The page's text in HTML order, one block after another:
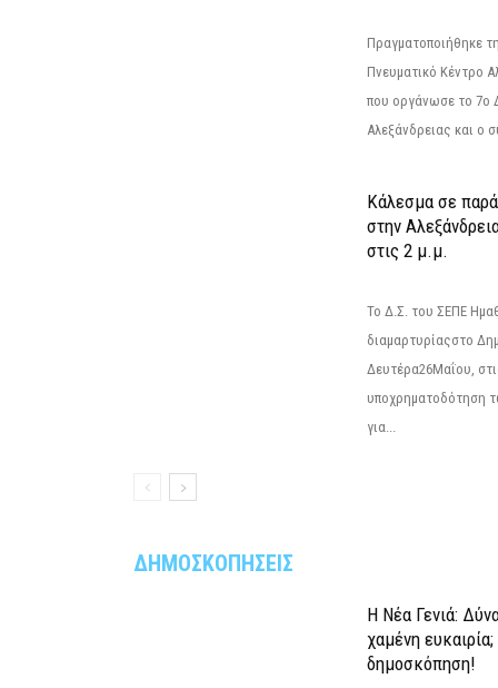
Πραγματοποιήθηκε
Πνευματικό Κέντρο
που οργάνωσε το 7ο
Αλεξάνδρειας και ο
Κάλεσμα σε
στην
στις 2 μ.μ.
Το Δ.Σ. του ΣΕΠΕ
διαμαρτυρίαςστο
Δευτέρα26Μαΐου,
υποχρηματοδότηση
για...
ΔΗΜΟΣΚΟΠΗΣΕΙΣ
Η Νέα Γενιά:
χαμένη
δημοσκόπηση!